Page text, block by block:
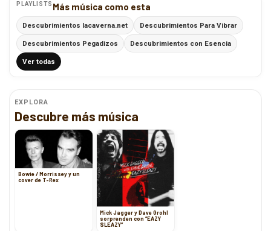
PLAYLISTS Más música como esta
Descubrimientos lacaverna.net Descubrimientos Para Vibrar
Descubrimientos Pegadizos Descubrimientos con Esencia
Ver todas
EXPLORA
Descubre más música
Bowie / Morrissey y un
cover de T-Rex
Mick Jagger y Dave Grohl
sorprenden con “EAZY
SLEAZY”